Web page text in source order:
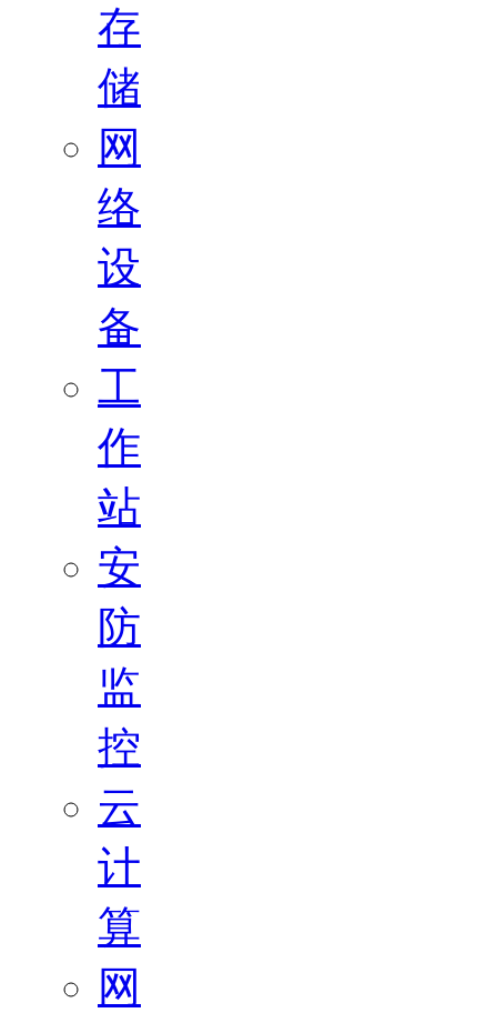
存
储
网
络
设
备
工
作
站
安
防
监
控
云
计
算
网